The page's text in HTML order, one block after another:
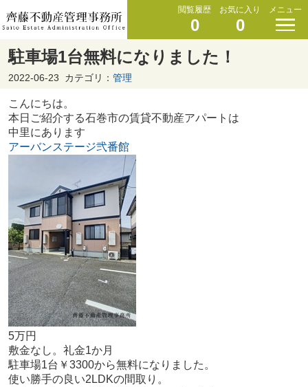
閲覧履歴
0
お気に入り
0
メニュー
駐車場1台無料になりました！
2022-06-23 カテゴリ： 管理
こんにちは。
本日ご紹介する石巻市の賃貸不動産アパートは
中里にあります
アーバンステージ弐番館
5万円
敷金なし。礼金1か月
駐車場1台￥3300から無料になりました。
使い勝手の良い2LDKの間取り。